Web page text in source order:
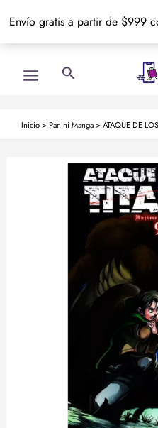
Envío gratis a partir de $999
Menu
Buscar
Inicio> Panini Manga>ATAQUE DE